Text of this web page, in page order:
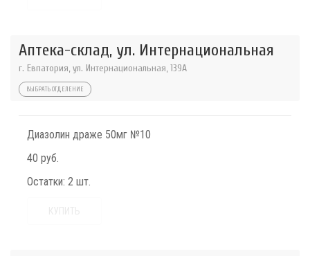
Аптека-склад, ул. Интернациональная
г. Евпатория, ул. Интернациональная, 139А
ВЫБРАТЬ ОТДЕЛЕНИЕ
Диазолин драже 50мг №10
40 руб.
Остатки: 2 шт.